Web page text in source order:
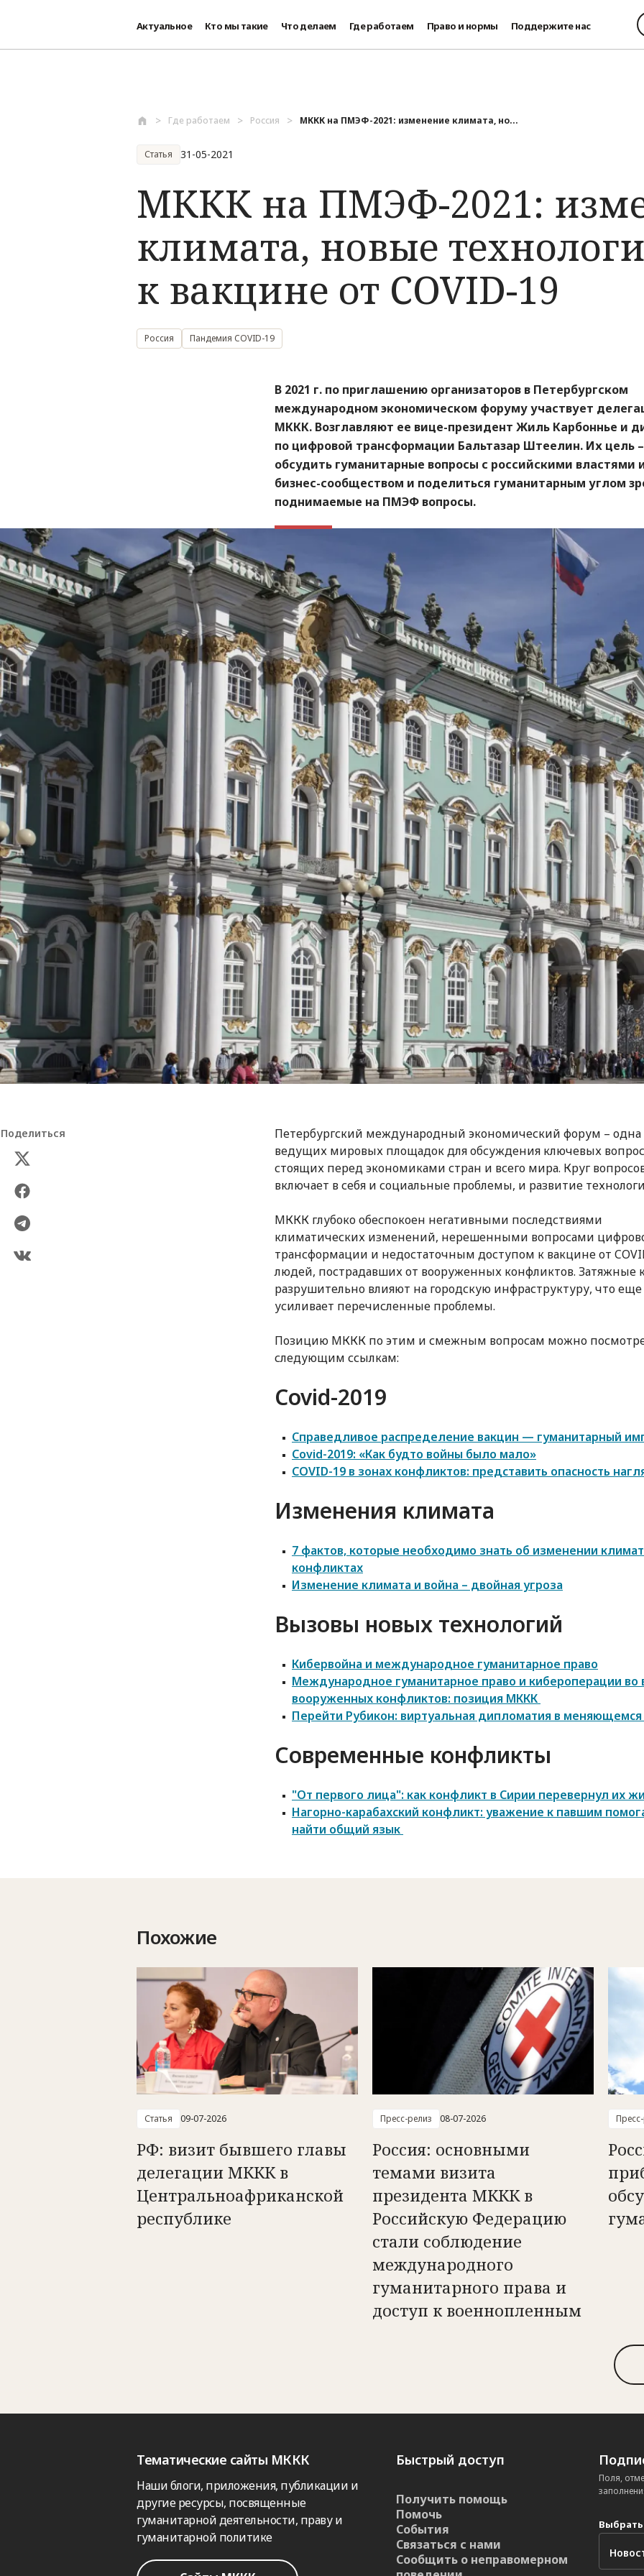
Актуальное Кто мы такие Что делаем Где работаем Право и нормы Поддержите нас
Где работаем Россия МККК на ПМЭФ-2021: изменение климата, но...
Статья 31-05-2021
МККК на ПМЭФ-2021:
климата, новые
к вакцине от COVID-19
Россия Пандемия COVID-19
В 2021 г. по приглашению организаторов в Петербургском
международном экономическом форуму участвует
МККК. Возглавляют ее вице-президент Жиль Карбоннье и
по цифровой трансформации Бальтазар Штеелин. Их цель –
обсудить гуманитарные вопросы с российскими властями
бизнес-сообществом и поделиться гуманитарным углом
поднимаемые на ПМЭФ вопросы.
Поделиться
Петербургский международный экономический форум – одна
ведущих мировых площадок для обсуждения ключевых
стоящих перед экономиками стран и всего мира. Круг
включает в себя и социальные проблемы, и развитие
МККК глубоко обеспокоен негативными последствиями
климатических изменений, нерешенными вопросами
трансформации и недостаточным доступом к вакцине от
людей, пострадавших от вооруженных конфликтов. Затяжные
разрушительно влияют на городскую инфраструктуру, что еще
усиливает перечисленные проблемы.
Позицию МККК по этим и смежным вопросам можно
следующим ссылкам:
Covid-2019
Справедливое распределение вакцин — гуманитарный
Covid-2019: «Как будто войны было мало»
COVID-19 в зонах конфликтов: представить опасность
Изменения климата
7 фактов, которые необходимо знать об изменении
конфликтах
Изменение климата и война – двойная угроза
Вызовы новых технологий
Кибервойна и международное гуманитарное право
Международное гуманитарное право и кибероперации во
вооруженных конфликтов: позиция МККК
Перейти Рубикон: виртуальная дипломатия в
Современные конфликты
"От первого лица": как конфликт в Сирии перевернул их
Нагорно-карабахский конфликт: уважение к павшим
найти общий язык
Похожие
Статья 09-07-2026
РФ: визит бывшего главы
делегации МККК в
Центральноафриканской
республике
Пресс-релиз 08-07-2026
Россия: основными
темами визита
президента МККК в
Российскую Федерацию
стали соблюдение
международного
гуманитарного права и
доступ к военнопленным
Тематические сайты МККК
Наши блоги, приложения, публикации и
другие ресурсы, посвященные
гуманитарной деятельности, праву и
гуманитарной политике
Быстрый доступ
Получить помощь
Помочь
События
Связаться с нами
Сообщить о неправомерном
Поля,
Выбрать